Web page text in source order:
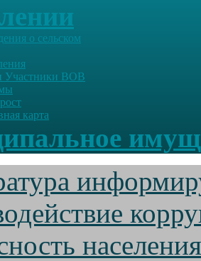
о сельском
Участники ВОВ
карта
населения